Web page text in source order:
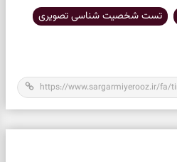
تست شخصیت شناسی تصویری